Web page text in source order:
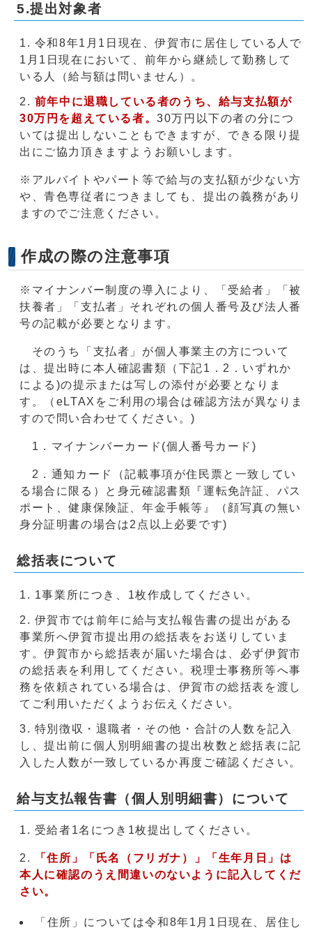
5.提出対象者
令和8年1月1日現在、伊賀市に居住している人で
1月1日現在において、前年から継続して勤務して
いる人（給与額は問いません）。
前年中に退職している者のうち、給与支払額が
30万円を超えている者。30万円以下の者の分につ
いては提出しないこともできますが、できる限り提
出にご協力頂きますようお願いします。
※アルバイトやパート等で給与の支払額が少ない方
や、青色専従者につきましても、提出の義務があり
ますのでご注意ください。
作成の際の注意事項
※マイナンバー制度の導入により、「受給者」「被
扶養者」「支払者」それぞれの個人番号及び法人番
号の記載が必要となります。
そのうち「支払者」が個人事業主の方について
は、提出時に本人確認書類（下記1．2．いずれか
による)の提示または写しの添付が必要となりま
す。（eLTAXをご利用の場合は確認方法が異なりま
すので問い合わせてください。)
1．マイナンバーカード(個人番号カード)
2．通知カード（記載事項が住民票と一致してい
る場合に限る）と身元確認書類『運転免許証、パス
ポート、健康保険証、年金手帳等』（顔写真の無い
身分証明書の場合は2点以上必要です)
総括表について
1事業所につき、1枚作成してください。
伊賀市では前年に給与支払報告書の提出がある
事業所へ伊賀市提出用の総括表をお送りしていま
す。伊賀市から総括表が届いた場合は、必ず伊賀市
の総括表を利用してください。税理士事務所等へ事
務を依頼されている場合は、伊賀市の総括表を渡し
てご利用いただくようお伝えください。
特別徴収・退職者・その他・合計の人数を記入
し、提出前に個人別明細書の提出枚数と総括表に記
入した人数が一致しているか再度ご確認ください。
給与支払報告書（個人別明細書）について
1. 受給者1名につき1枚提出してください。
2.
「住所」「氏名（フリガナ）」「生年月日」は
本人に確認のうえ間違いのないように記入してくだ
さい。
「住所」については令和8年1月1日現在、居住し